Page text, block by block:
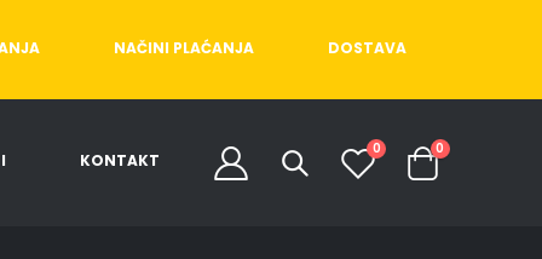
NAČINI PLAĆANJA DOSTAVA
KONTAKT
0 0